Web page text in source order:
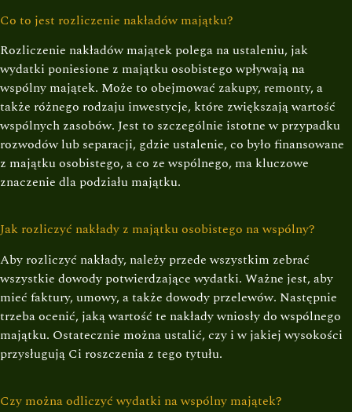
Co to jest rozliczenie nakładów majątku?
Rozliczenie nakładów majątek polega na ustaleniu, jak
wydatki poniesione z majątku osobistego wpływają na
wspólny majątek. Może to obejmować zakupy, remonty, a
także różnego rodzaju inwestycje, które zwiększają wartość
wspólnych zasobów. Jest to szczególnie istotne w przypadku
rozwodów lub separacji, gdzie ustalenie, co było finansowane
z majątku osobistego, a co ze wspólnego, ma kluczowe
znaczenie dla podziału majątku.
Jak rozliczyć nakłady z majątku osobistego na wspólny?
Aby rozliczyć nakłady, należy przede wszystkim zebrać
wszystkie dowody potwierdzające wydatki. Ważne jest, aby
mieć faktury, umowy, a także dowody przelewów. Następnie
trzeba ocenić, jaką wartość te nakłady wniosły do wspólnego
majątku. Ostatecznie można ustalić, czy i w jakiej wysokości
przysługują Ci roszczenia z tego tytułu.
Czy można odliczyć wydatki na wspólny majątek?